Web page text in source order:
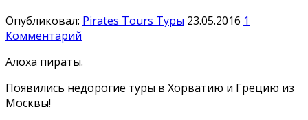
Опубликовал: Pirates Tours Туры 23.05.2016 1
Комментарий
Алоха пираты.
Появились недорогие туры в Хорватию и Грецию из
Москвы!